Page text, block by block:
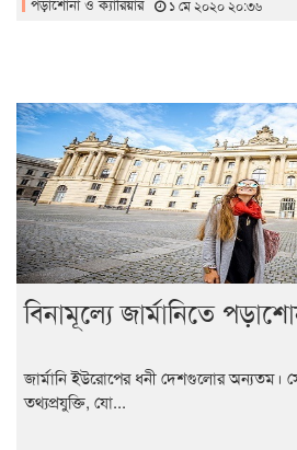
১ মে ২০২০ ২০:৩৬
বিনামূল্যে জার্মানিতে
জার্মানি ইউরোপের ধনী দেশগুলোর
তথ্যপ্রযুক্তি, যো...